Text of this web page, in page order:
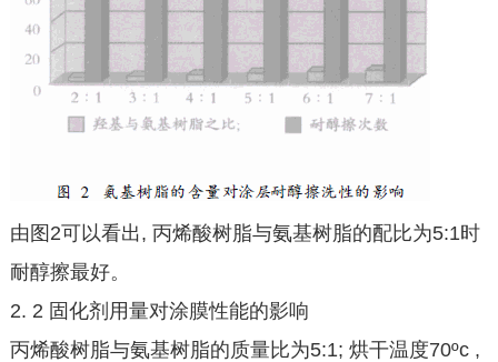
由图2可以看出, 丙烯酸树脂与氨基树脂的配比为5:1时
耐醇擦最好。
2. 2 固化剂用量对涂膜性能的影响
丙烯酸树脂与氨基树脂的质量比为5:1; 烘干温度70ºc ,